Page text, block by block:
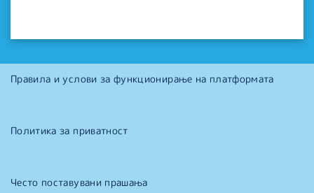
Правила и услови за функционирање на платформата
Политика за приватност
Често поставувани прашања